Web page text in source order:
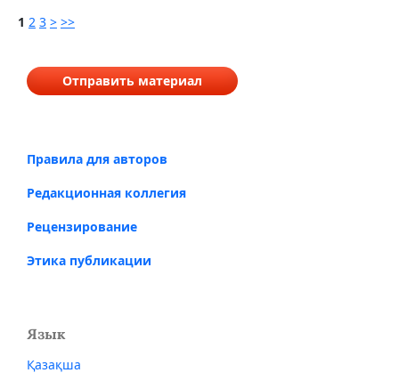
1 2 3 > >>
Отправить материал
Правила для авторов
Редакционная коллегия
Рецензирование
Этика публикации
Язык
Қазақша